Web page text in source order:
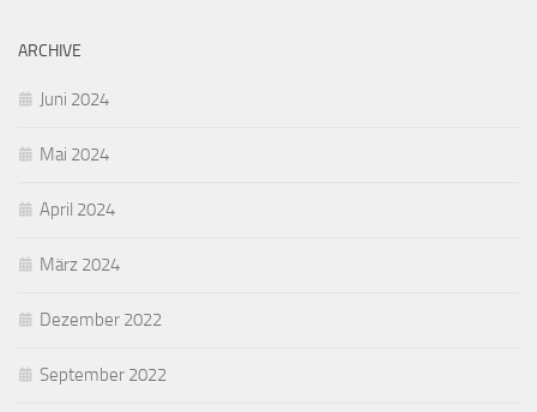
ARCHIVE
Juni 2024
Mai 2024
April 2024
März 2024
Dezember 2022
September 2022